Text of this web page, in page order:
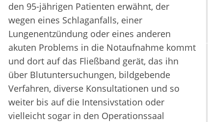
den 95-jährigen Patienten erwähnt, der
wegen eines Schlaganfalls, einer
Lungenentzündung oder eines anderen
akuten Problems in die Notaufnahme kommt
und dort auf das Fließband gerät, das ihn
über Blutuntersuchungen, bildgebende
Verfahren, diverse Konsultationen und so
weiter bis auf die Intensivstation oder
vielleicht sogar in den Operationssaal